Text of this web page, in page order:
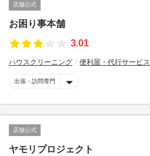
店舗公式
お困り事本舗
3.01
ハウスクリーニング 便利屋・代行サービス
出張・訪問専門
店舗公式
ヤモリプロジェクト